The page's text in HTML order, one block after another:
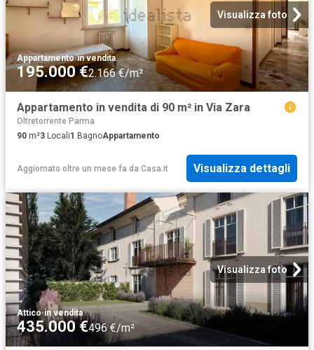
Visualizza foto
Appartamento·in vendita
195.000 €2.166 €/m²
Appartamento in vendita di 90 m² in Via Zara
Oltretorrente Parma
90 m²3 Locali1 BagnoAppartamento
Aggiornato oltre un mese fa da Casa.it Visualizza dettagli
Visualizza foto
Attico·in vendita
435.000 €496 €/m²